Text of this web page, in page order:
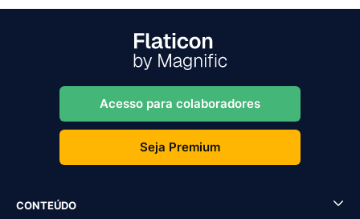
Acesso para colaboradores
Seja Premium
CONTEÚDO